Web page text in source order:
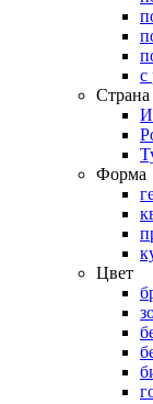
с
Страна
Форма
Цвет